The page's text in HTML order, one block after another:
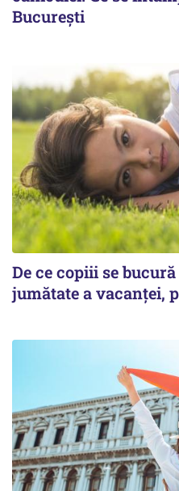
București
De ce copiii se
jumătate a vacanței,